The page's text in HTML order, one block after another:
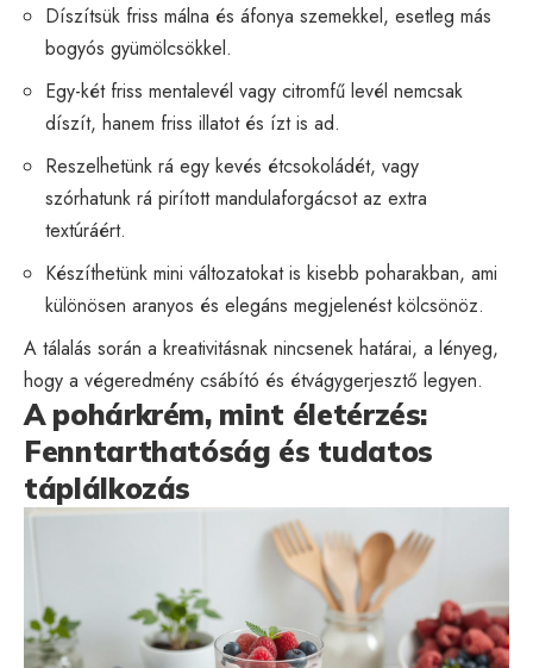
Díszítsük friss málna és áfonya szemekkel, esetleg más
bogyós gyümölcsökkel.
Egy-két friss mentalevél vagy citromfű levél nemcsak
díszít, hanem friss illatot és ízt is ad.
Reszelhetünk rá egy kevés étcsokoládét, vagy
szórhatunk rá pirított mandulaforgácsot az extra
textúráért.
Készíthetünk mini változatokat is kisebb poharakban, ami
különösen aranyos és elegáns megjelenést kölcsönöz.
A tálalás során a kreativitásnak nincsenek határai, a lényeg,
hogy a végeredmény csábító és étvágygerjesztő legyen.
A pohárkrém, mint életérzés:
Fenntarthatóság és tudatos
táplálkozás